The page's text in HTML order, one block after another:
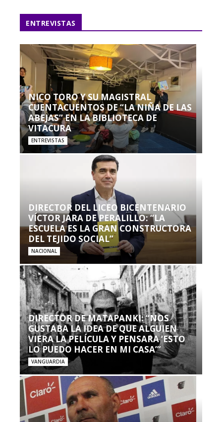
ENTREVISTAS
NICO TORO Y SU MAGISTRAL
CUENTACUENTOS DE “LA NIÑA DE LAS
ABEJAS” EN LA BIBLIOTECA DE
VITACURA
ENTREVISTAS
DIRECTOR DEL LICEO BICENTENARIO
VÍCTOR JARA DE PERALILLO: “LA
ESCUELA ES LA GRAN CONSTRUCTORA
DEL TEJIDO SOCIAL”
NACIONAL
DIRECTOR DE MATAPANKI: “NOS
GUSTABA LA IDEA DE QUE ALGUIEN
VIERA LA PELÍCULA Y PENSARA ‘ESTO
LO PUEDO HACER EN MI CASA’”
VANGUARDIA